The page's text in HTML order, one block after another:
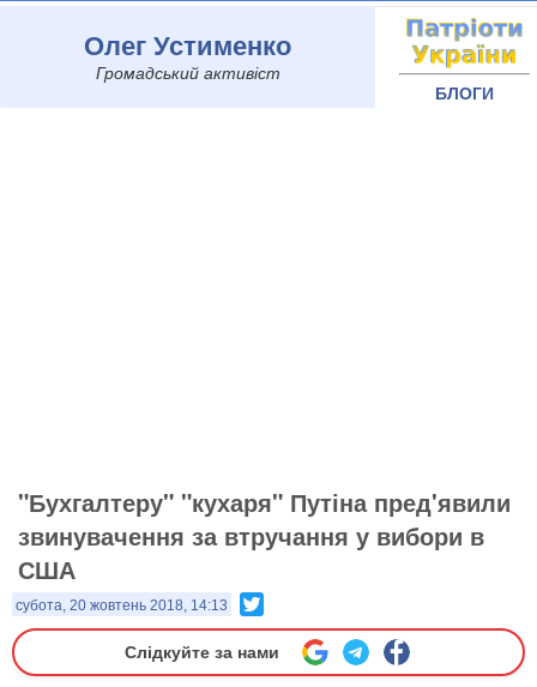
Олег Устименко
Громадський активіст
БЛОГИ
"Бухгалтеру" "кухаря" Путіна пред'явили
звинувачення за втручання у вибори в
США
субота, 20 жовтень 2018, 14:13
Слідкуйте за нами